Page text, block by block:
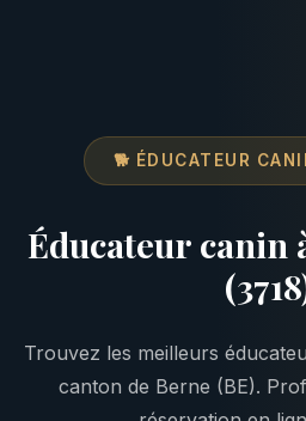
🐕 ÉDUCATEUR
Éducateur canin
Trouvez les meilleurs
canton de Berne (BE).